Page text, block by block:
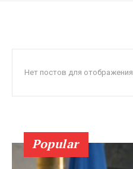
Нет постов для отображения
Popular